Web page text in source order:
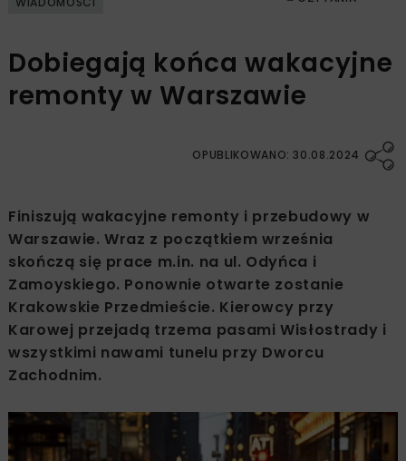
Dobiegają końca wakacyjne
remonty w Warszawie
OPUBLIKOWANO: 30.08.2024
Finiszują wakacyjne remonty i przebudowy w
Warszawie. Wraz z początkiem września
skończą się prace m.in. na ul. Odyńca i
Zamoyskiego. Ponownie otwarte zostanie
Krakowskie Przedmieście. Kierowcy przy
Karowej przejadą trzema pasami Wisłostrady i
wszystkimi nawami tunelu przy Dworcu
Zachodnim.